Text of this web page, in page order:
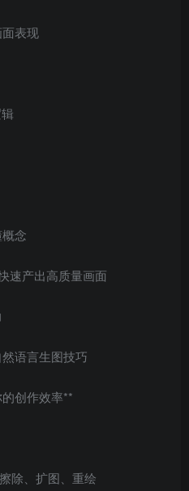
表现
念
速产出高质量画面
语言生图技巧
创作效率**
除、扩图、重绘